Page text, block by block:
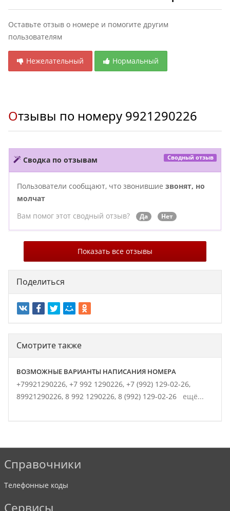
Оставьте отзыв о номере и помогите другим
пользователям
Нежелательный Нормальный
Отзывы по номеру 9921290226
Сводка по отзывам Сводный отзыв
Пользователи сообщают, что звонившие звонят, но
молчат
Вам помог этот сводный отзыв?
Да Нет
Показать все отзывы
Поделиться
Смотрите также
ВОЗМОЖНЫЕ ВАРИАНТЫ НАПИСАНИЯ НОМЕРА
+79921290226, +7 992 1290226, +7 (992) 129-02-26,
89921290226, 8 992 1290226, 8 (992) 129-02-26 ещё...
Справочники
Телефонные коды
Сервисы